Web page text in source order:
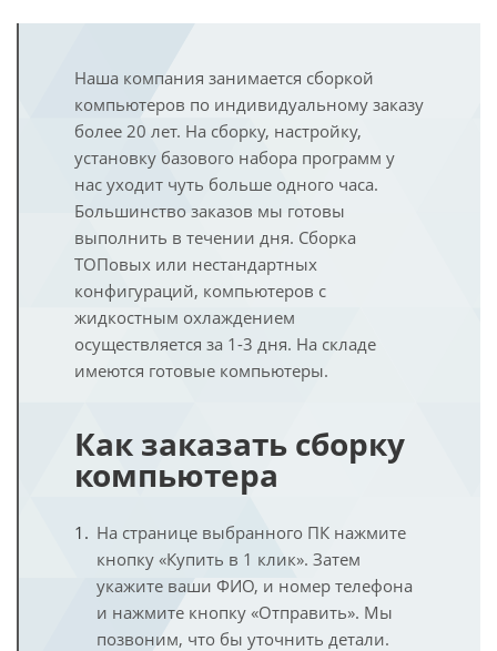
Наша компания занимается сборкой
компьютеров по индивидуальному заказу
более 20 лет. На сборку, настройку,
установку базового набора программ у
нас уходит чуть больше одного часа.
Большинство заказов мы готовы
выполнить в течении дня. Сборка
ТОПовых или нестандартных
конфигураций, компьютеров с
жидкостным охлаждением
осуществляется за 1-3 дня. На складе
имеются готовые компьютеры.
Как заказать сборку
компьютера
На странице выбранного ПК нажмите
кнопку «Купить в 1 клик». Затем
укажите ваши ФИО, и номер телефона
и нажмите кнопку «Отправить». Мы
позвоним, что бы уточнить детали.